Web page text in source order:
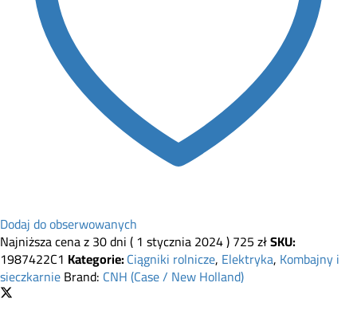
Dodaj do obserwowanych
Najniższa cena z 30 dni (1 stycznia 2024)725złSKU:
1987422C1 Kategorie:Ciągniki rolnicze, Elektryka, Kombajny i
sieczkarnieBrand: CNH (Case / New Holland)